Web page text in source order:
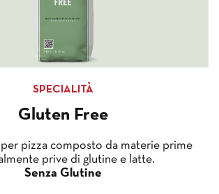
SPECIALITÀ
Gluten Free
pizza composto da materie prime
prive di glutine e latte.
Senza Glutine